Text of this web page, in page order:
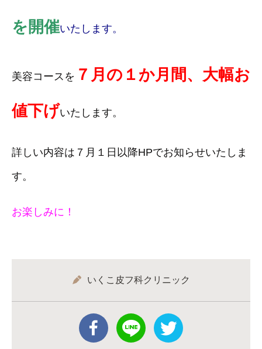
を開催いたします。
美容コースを ７月の１か月間、大幅お
値下げいたします。
詳しい内容は７月１日以降HPでお知らせいたしま
す。
お楽しみに！
いくこ皮フ科クリニック